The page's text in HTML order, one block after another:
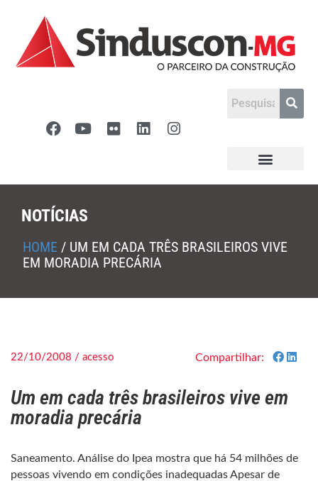
NOTÍCIAS
HOME / UM EM CADA TRÊS BRASILEIROS VIVE
EM MORADIA PRECÁRIA
22/10/2008 / acesso Compartilhar:
Um em cada três brasileiros vive em
moradia precária
Saneamento. Análise do Ipea mostra que há 54 milhões de
pessoas vivendo em condições inadequadas Apesar de